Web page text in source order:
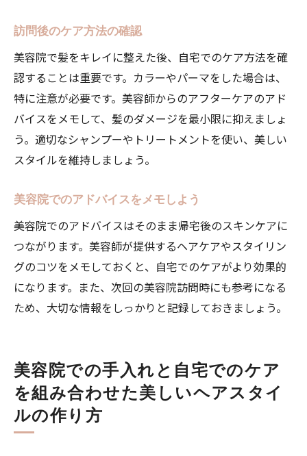
訪問後のケア方法の確認
美容院で髪をキレイに整えた後、自宅でのケア方法を確
認することは重要です。カラーやパーマをした場合は、
特に注意が必要です。美容師からのアフターケアのアド
バイスをメモして、髪のダメージを最小限に抑えましょ
う。適切なシャンプーやトリートメントを使い、美しい
スタイルを維持しましょう。
美容院でのアドバイスをメモしよう
美容院でのアドバイスはそのまま帰宅後のスキンケアに
つながります。美容師が提供するヘアケアやスタイリン
グのコツをメモしておくと、自宅でのケアがより効果的
になります。また、次回の美容院訪問時にも参考になる
ため、大切な情報をしっかりと記録しておきましょう。
美容院での手入れと自宅でのケア
を組み合わせた美しいヘアスタイ
ルの作り方